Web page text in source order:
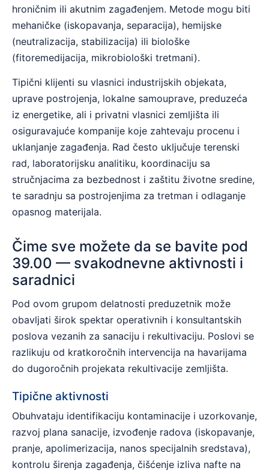
hroničnim ili akutnim zagađenjem. Metode mogu biti
mehaničke (iskopavanja, separacija), hemijske
(neutralizacija, stabilizacija) ili biološke
(fitoremedijacija, mikrobiološki tretmani).
Tipični klijenti su vlasnici industrijskih objekata,
uprave postrojenja, lokalne samouprave, preduzeća
iz energetike, ali i privatni vlasnici zemljišta ili
osiguravajuće kompanije koje zahtevaju procenu i
uklanjanje zagađenja. Rad često uključuje terenski
rad, laboratorijsku analitiku, koordinaciju sa
stručnjacima za bezbednost i zaštitu životne sredine,
te saradnju sa postrojenjima za tretman i odlaganje
opasnog materijala.
Čime sve možete da se bavite pod
39.00 — svakodnevne aktivnosti i
saradnici
Pod ovom grupom delatnosti preduzetnik može
obavljati širok spektar operativnih i konsultantskih
poslova vezanih za sanaciju i rekultivaciju. Poslovi se
razlikuju od kratkoročnih intervencija na havarijama
do dugoročnih projekata rekultivacije zemljišta.
Tipične aktivnosti
Obuhvataju identifikaciju kontaminacije i uzorkovanje,
razvoj plana sanacije, izvođenje radova (iskopavanje,
pranje, apolimerizacija, nanos specijalnih sredstava),
kontrolu širenja zagađenja, čišćenje izliva nafte na